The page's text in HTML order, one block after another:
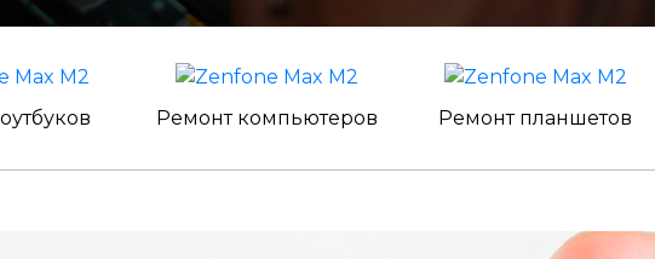
Ремонт компьютеров Ремонт планшетов